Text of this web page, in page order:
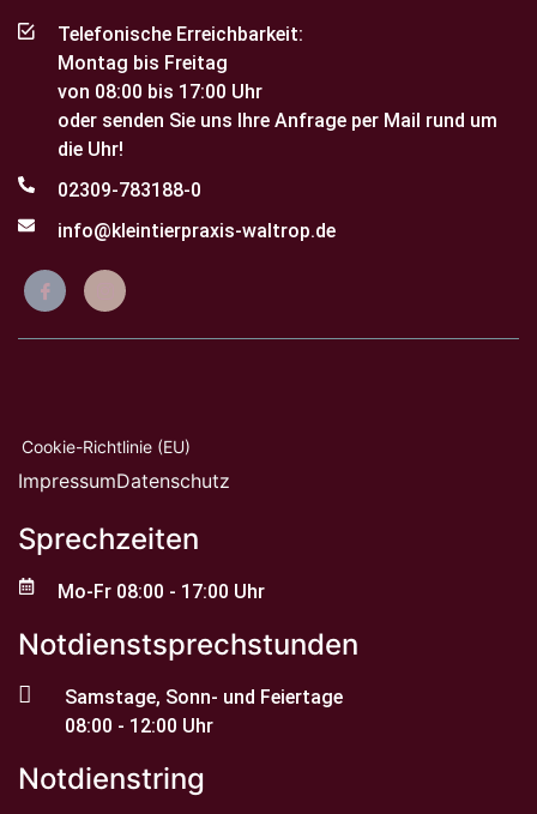
Telefonische Erreichbarkeit:
Montag bis Freitag
von 08:00 bis 17:00 Uhr
oder senden Sie uns Ihre Anfrage per Mail rund um
die Uhr!
02309-783188-0
info@kleintierpraxis-waltrop.de
Cookie-Richtlinie (EU)
ImpressumDatenschutz
Sprechzeiten
Mo-Fr 08:00 - 17:00 Uhr
Notdienstsprechstunden
Samstage, Sonn- und Feiertage
08:00 - 12:00 Uhr
Notdienstring